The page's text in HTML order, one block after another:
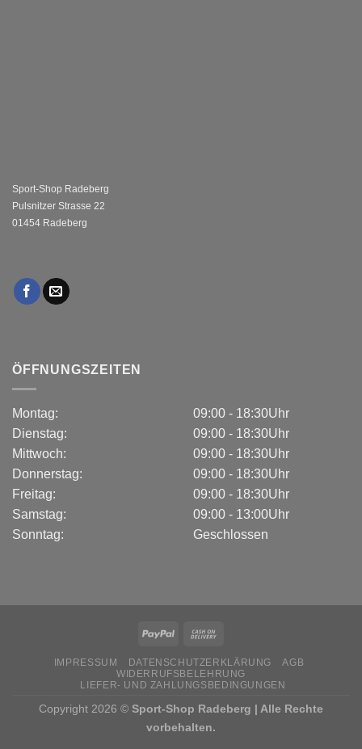
Sport-Shop Radeberg
Pulsnitzer Strasse 22
01454 Radeberg
ÖFFNUNGSZEITEN
Montag:
Dienstag:
Mittwoch:
Donnerstag:
Freitag:
Samstag:
Sonntag:
09:00 - 18:30Uhr
09:00 - 18:30Uhr
09:00 - 18:30Uhr
09:00 - 18:30Uhr
09:00 - 18:30Uhr
09:00 - 13:00Uhr
Geschlossen
IMPRESSUM DATENSCHUTZERKLÄRUNG
AGB
WIDERRUFSBELEHRUNG
LIEFER- UND ZAHLUNGSBEDINGUNGEN
Copyright 2026 © Sport-Shop Radeberg | Alle Rechte
vorbehalten.